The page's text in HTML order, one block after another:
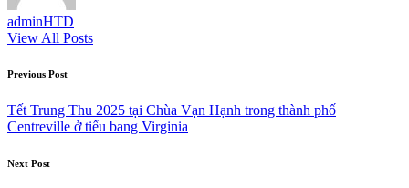
adminHTD
View All Posts
Post
navigation
Previous Post
Tết Trung Thu 2025 tại Chùa Vạn Hạnh trong thành phố
Centreville ở tiểu bang Virginia
Next Post